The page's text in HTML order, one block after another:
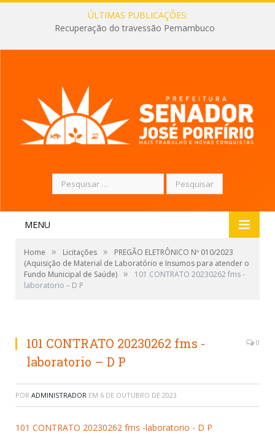
ÚLTIMAS PUBLICAÇÕES:
Recuperação do travessão Pernambuco
Pesquisar
por:
MENU
Home » Licitações »
PREGÃO ELETRÔNICO Nº 010/2023
(Aquisição de Material de Laboratório e Insumos para atender o
Fundo Municipal de Saúde) »
101 CONTRATO 20230262 fms -
laboratorio – D P
101 CONTRATO 20230262 fms -
laboratorio – D P
0
POR ADMINISTRADOR EM 6 DE OUTUBRO DE 2023
101 CONTRATO 20230262 fms -laboratorio - D P